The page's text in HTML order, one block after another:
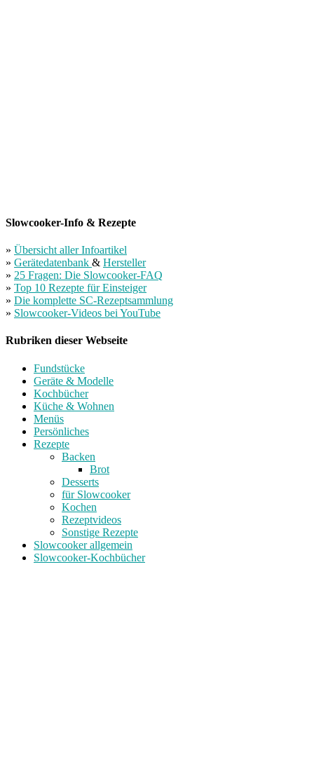
Slowcooker-Info & Rezepte
» Übersicht aller Infoartikel
» Gerätedatenbank & Hersteller
» 25 Fragen: Die Slowcooker-FAQ
» Top 10 Rezepte für Einsteiger
» Die komplette SC-Rezeptsammlung
» Slowcooker-Videos bei YouTube
Rubriken dieser Webseite
Fundstücke
Geräte & Modelle
Kochbücher
Küche & Wohnen
Menüs
Persönliches
Rezepte
Backen
Brot
Desserts
für Slowcooker
Kochen
Rezeptvideos
Sonstige Rezepte
Slowcooker allgemein
Slowcooker-Kochbücher